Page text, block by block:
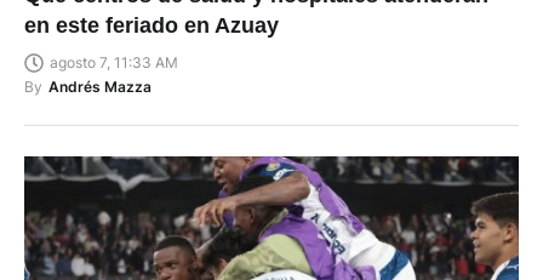
en este feriado en Azuay
agosto 7, 11:33 AM
By Andrés Mazza